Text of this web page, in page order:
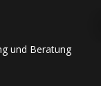
und Beratung